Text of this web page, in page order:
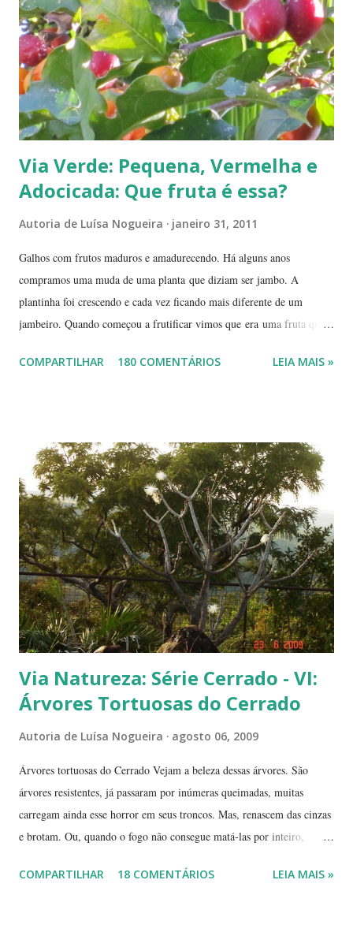
Via Verde: Pequena, Vermelha e
Adocicada: Que fruta é essa?
Autoria de Luísa Nogueira janeiro 31, 2011
Galhos com frutos maduros e amadurecendo. Há alguns anos
compramos uma muda de uma planta que diziam ser jambo. A
plantinha foi crescendo e cada vez ficando mais diferente de um
jambeiro. Quando começou a frutificar vimos que era uma fruta que
pequena, tem mais ou menos um quarto do tamanho de um jambo,
mostrar a polpa. A pele é bem fininha... Cada uma das
frutinhas possui duas sementes, parecendo uma semente dividida.
Duas frutinhas ao lado de um jambo. Essa foto foi feita ontem,
domingo, após a colheita. ----------------------------
COMPARTILHAR 180 COMENTÁRIOS LEIA MAIS »
Via Natureza: Série Cerrado - VI:
Árvores Tortuosas do Cerrado
Autoria de Luísa Nogueira agosto 06, 2009
Árvores tortuosas do Cerrado Vejam a beleza dessas árvores. São
árvores resistentes, já passaram por inúmeras queimadas, muitas
carregam ainda esse horror em seus troncos. Mas, renascem das cinzas
e brotam. Ou, quando o fogo não consegue matá-las por inteiro,
novas flores e sempre novas sementes. É a esperança, em cada ano, de
COMPARTILHAR 18 COMENTÁRIOS LEIA MAIS »